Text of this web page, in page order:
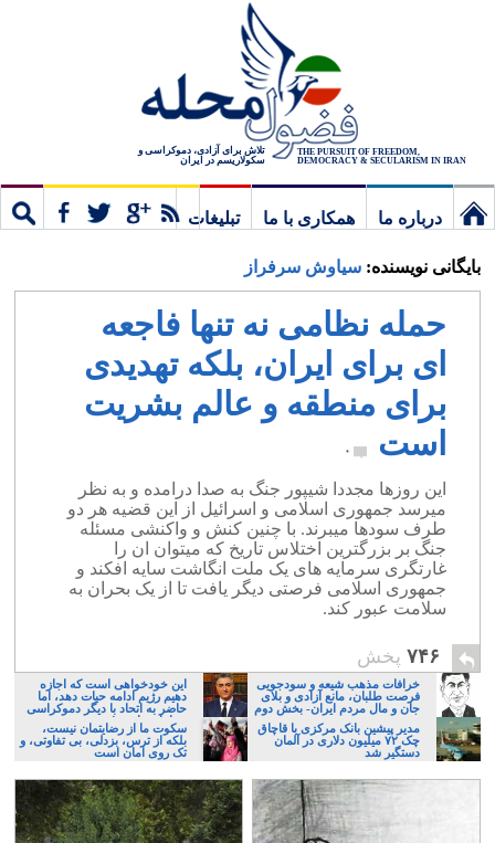
THE PURSUIT OF FREEDOM,
DEMOCRACY & SECULARISM IN IRAN
تلاش برای آزادی، دموکراسی و
سکولاریسم در ایران
درباره ما همکاری با ما
تبلیغات
بایگانی نویسنده: سیاوش سرفراز
حمله نظامی نه تنها فاجعه
ای برای ایران، بلکه تهدیدی
برای منطقه و عالم بشریت
است
۰
این روزها مجددا شیپور جنگ به صدا درامده و به نظر
میرسد جمهوری اسلامی و اسرائیل از این قضیه هر دو
طرف سودها میبرند. با چنین کنش و واکنشی مسئله
جنگ بر بزرگترین اختلاس تاریخ که میتوان ان را
غارتگری سرمایه های یک ملت انگاشت سایه افکند و
جمهوری اسلامی فرصتی دیگر یافت تا از یک بحران به
سلامت عبور کند.
۷۴۶ پخش
خرافات مذهب شیعه و سودجویی
فرصت طلبان، مانع آزادی و بلای
جان و مال مردم ایران- بخش دوم
این خودخواهی است که اجازه
دهیم رژیم ادامه حیات دهد، اما
حاضر به اتحاد با دیگر دموکراسی
خواهان نباشیم!
مدیر پیشین بانک مرکزی با قاچاق
چک ۷۲ میلیون دلاری در آلمان
دستگیر شد
سکوت ما از رضایتمان نیست،
بلکه از ترس، بزدلی، بی تفاوتی، و
تک روی امان است